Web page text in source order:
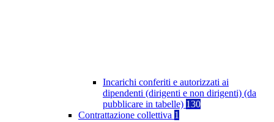
Incarichi conferiti e autorizzati ai
dipendenti (dirigenti e non dirigenti) (da
pubblicare in tabelle) 130
Contrattazione collettiva 1